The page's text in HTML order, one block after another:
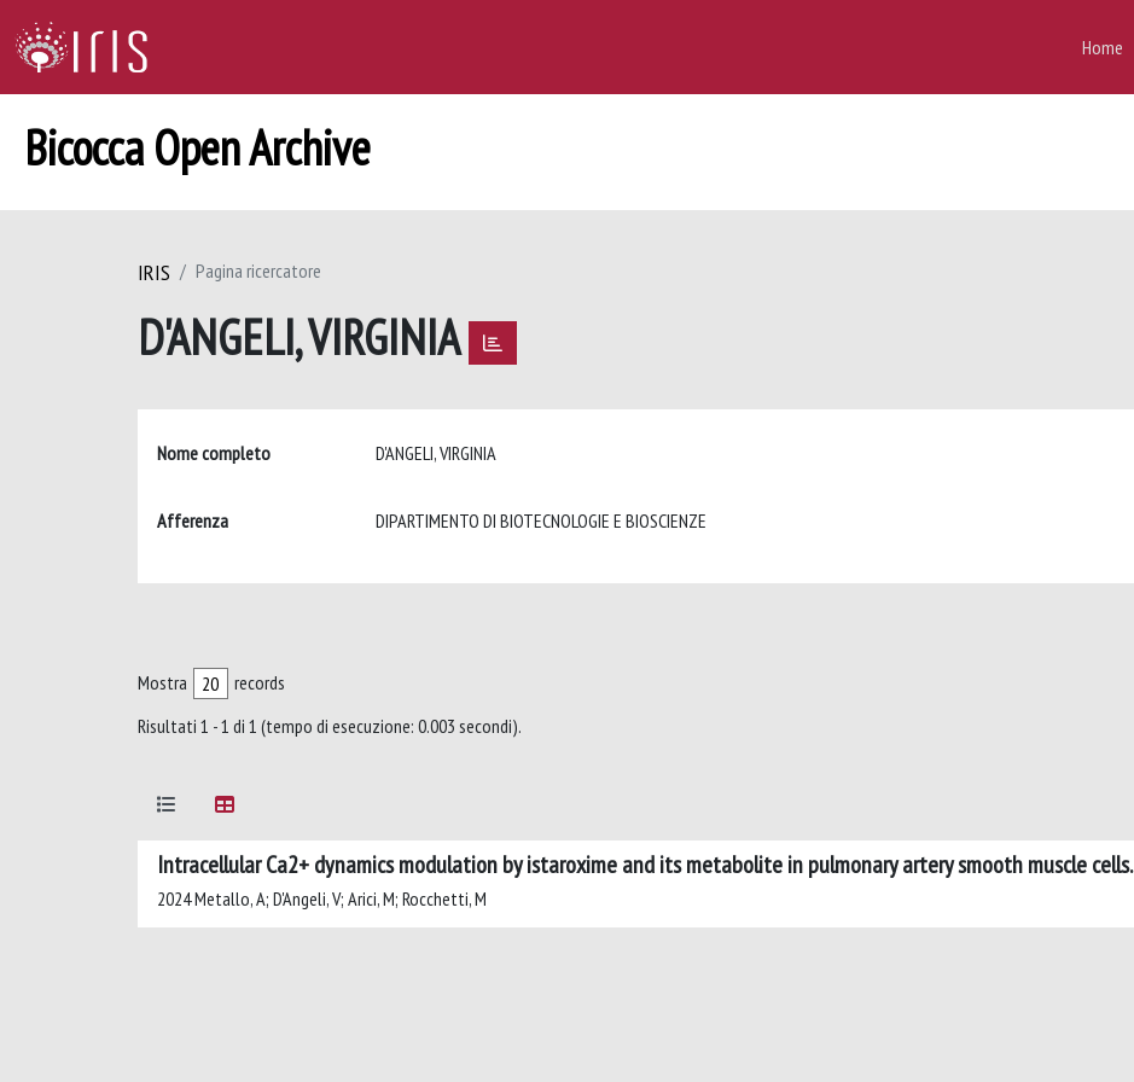
Home
Bicocca Open Archive
IRIS Pagina ricercatore
D'ANGELI, VIRGINIA
Nome completo D'ANGELI, VIRGINIA
Afferenza DIPARTIMENTO DI BIOTECNOLOGIE E BIOSCIENZE
Mostra
records
Risultati 1 - 1 di 1 (tempo di esecuzione: 0.003 secondi).
Intracellular Ca2+ dynamics modulation by istaroxime and its metabolite in pulmonary artery smooth muscle cells.
2024 Metallo, A; D'Angeli, V; Arici, M; Rocchetti, M